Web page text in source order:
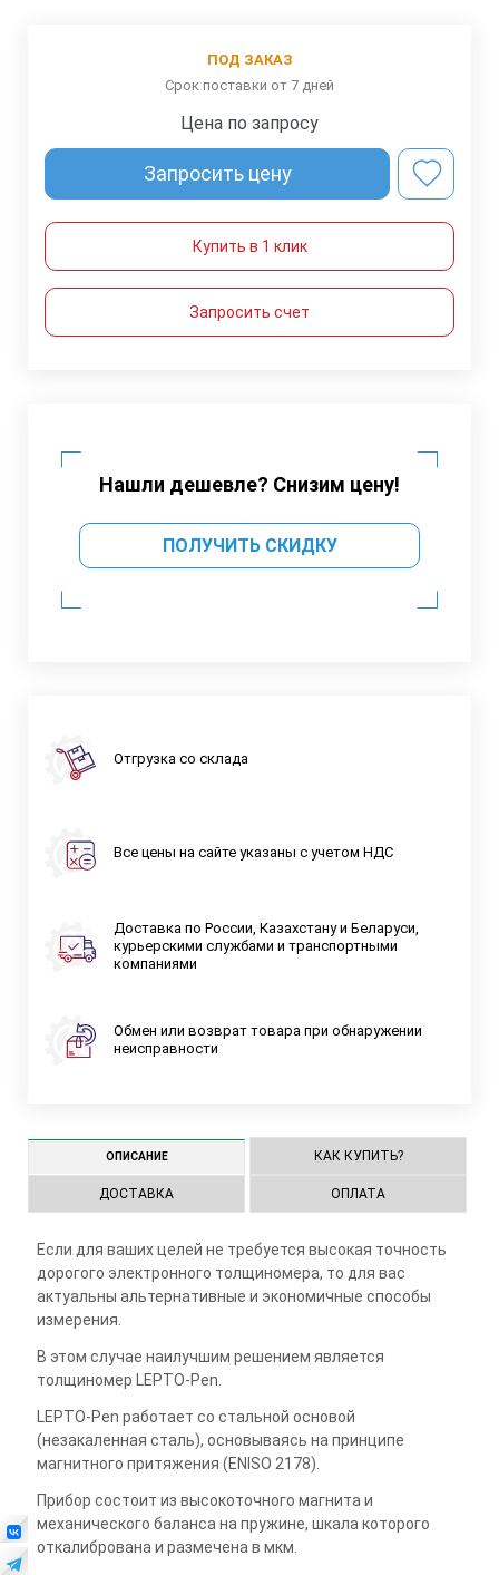
ПОД ЗАКАЗ
Срок поставки от 7 дней
Цена по запросу
Запросить цену
Купить в 1 клик
Запросить счет
Нашли дешевле? Снизим цену!
ПОЛУЧИТЬ СКИДКУ
Отгрузка со склада
Все цены на сайте указаны с учетом НДС
Доставка по России, Казахстану и Беларуси,
курьерскими службами и транспортными
компаниями
Обмен или возврат товара при обнаружении
неисправности
ОПИСАНИЕ КАК КУПИТЬ?
ДОСТАВКА ОПЛАТА
Если для ваших целей не требуется высокая точность
дорогого электронного толщиномера, то для вас
актуальны альтернативные и экономичные способы
измерения.
В этом случае наилучшим решением является
толщиномер LEPTO-Pen.
LEPTO-Pen работает со стальной основой
(незакаленная сталь), основываясь на принципе
магнитного притяжения (ENISO 2178).
Прибор состоит из высокоточного магнита и
механического баланса на пружине, шкала которого
откалибрована и размечена в мкм.